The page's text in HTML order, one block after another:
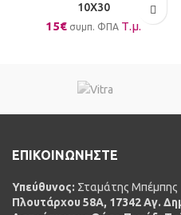
10X30
15€ συμπ. ΦΠΑ Τ.μ.
ΕΠΙΚΟΙΝΩΝΗΣΤΕ
Υπεύθυνος: Σταμάτης Μπέμπης
Πλουτάρχου 58Α, 17342 Αγ.